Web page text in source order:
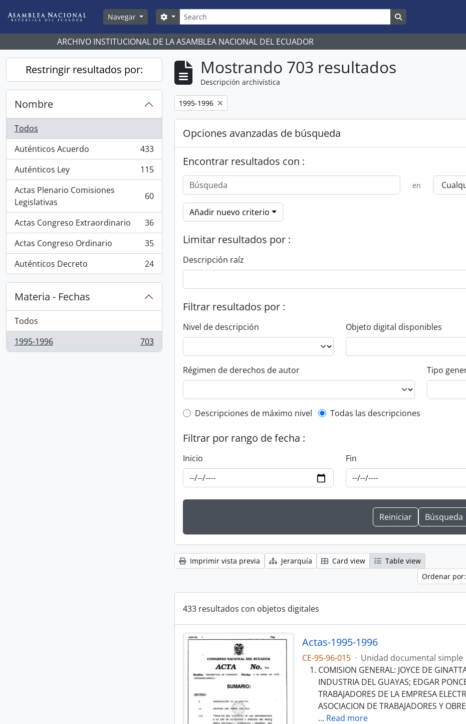
Navegar
Búsqueda
Search options
ARCHIVO INSTITUCIONAL DE LA ASAMBLEA NACIONAL DEL ECUADOR
Restringir resultados por:
Nombre
Todos
Auténticos Acuerdo
, 433 resultados
433
Auténticos Ley
, 115 resultados
115
Actas Plenario Comisiones
Legislativas
, 60 resultados 60
Actas Congreso Extraordinario
, 36 resultados
36
Actas Congreso Ordinario
, 35 resultados
35
Auténticos Decreto
, 24 resultados 24
Materia - Fechas
Todos
1995-1996
, 703 resultados 703
Mostrando 703 resultados
Descripción archivística
Remove filter:
1995-1996
Opciones avanzadas de búsqueda
Encontrar resultados con :
en
Añadir nuevo criterio
Limitar resultados por :
Descripción raíz
Filtrar resultados por :
Nivel de descripción Objeto digital disponibles
Régimen de derechos de autor Tipo
Top-level description filter
Descripciones de máximo nivel Todas las descripciones
Filtrar por rango de fecha :
Inicio Fin
Imprimir vista previa Jerarquía Card view
Table view
Ordenar
433 resultados con objetos digitales
Actas-1995-1996
CE-95-96-015 · Unidad documental simple
COMISION GENERAL: JOYCE DE
INDUSTRIA DEL GUAYAS; EDGAR
TRABAJADORES DE LA EMPRESA
ASOCIACION DE TRABAJADORES Y
… Read more